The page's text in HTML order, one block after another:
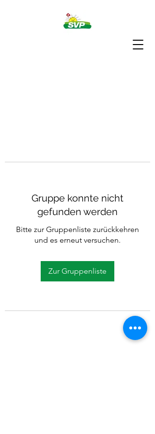
Gruppe konnte nicht
gefunden werden
Bitte zur Gruppenliste zurückkehren
und es erneut versuchen.
Zur Gruppenliste